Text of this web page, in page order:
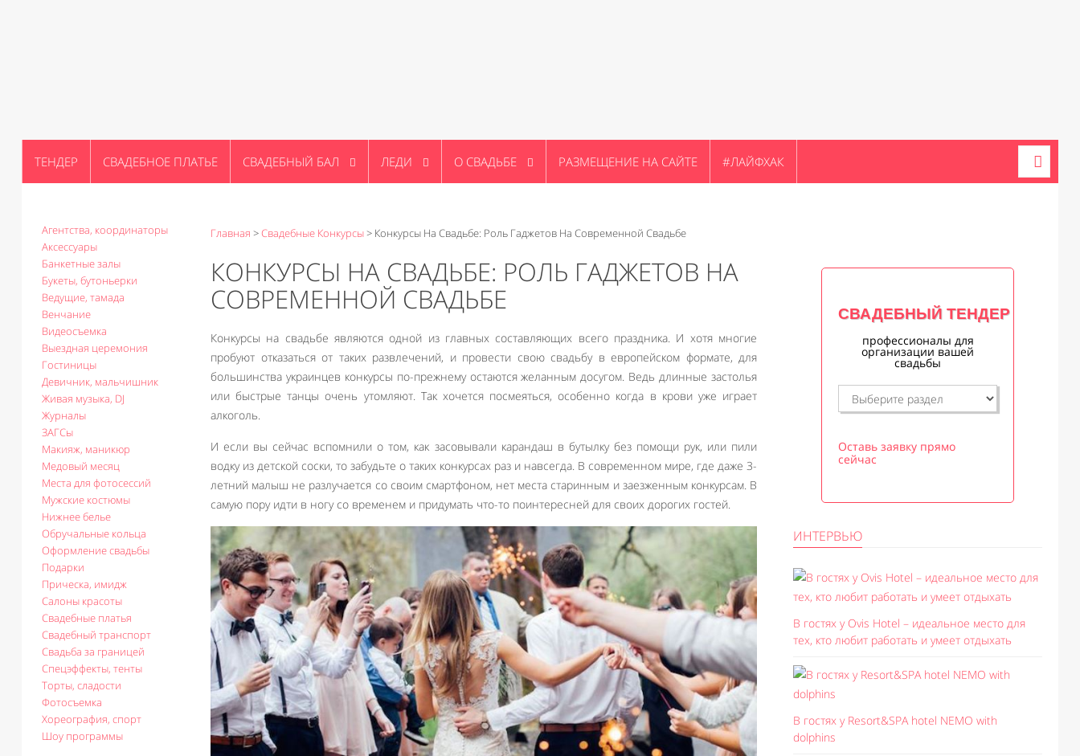
ТЕНДЕР СВАДЕБНОЕ ПЛАТЬЕ СВАДЕБНЫЙ БАЛ ЛЕДИ О СВАДЬБЕ РАЗМЕЩЕНИЕ НА САЙТЕ #ЛАЙФХАК
Агентства, координаторы
Аксессуары
Банкетные залы
Букеты, бутоньерки
Ведущие, тамада
Венчание
Видеосъемка
Выездная церемония
Гостиницы
Девичник, мальчишник
Живая музыка, DJ
Журналы
ЗАГСы
Макияж, маникюр
Медовый месяц
Места для фотосессий
Мужские костюмы
Нижнее белье
Обручальные кольца
Оформление свадьбы
Подарки
Прическа, имидж
Салоны красоты
Свадебные платья
Свадебный транспорт
Свадьба за границей
Спецэффекты, тенты
Торты, сладости
Фотосъемка
Хореография, спорт
Шоу программы
Главная >Свадебные Конкурсы> Конкурсы На Свадьбе: Роль Гаджетов На Современной Свадьбе
КОНКУРСЫ НА СВАДЬБЕ: РОЛЬ ГАДЖЕТОВ НА
СОВРЕМЕННОЙ СВАДЬБЕ
Конкурсы на свадьбе являются одной из главных составляющих всего праздника. И хотя многие
пробуют отказаться от таких развлечений, и провести свою свадьбу в европейском формате, для
большинства украинцев конкурсы по-прежнему остаются желанным досугом. Ведь длинные застолья
или быстрые танцы очень утомляют. Так хочется посмеяться, особенно когда в крови уже играет
алкоголь.
И если вы сейчас вспомнили о том, как засовывали карандаш в бутылку без помощи рук, или пили
водку из детской соски, то забудьте о таких конкурсах раз и навсегда. В современном мире, где даже 3-
летний малыш не разлучается со своим смартфоном, нет места старинным и заезженным конкурсам. В
самую пору идти в ногу со временем и придумать что-то поинтересней для своих дорогих гостей.
СВАДЕБНЫЙ ТЕНДЕР
профессионалы для
организации вашей
свадьбы
Оставь заявку прямо
сейчас
ИНТЕРВЬЮ
В гостях у Ovis Hotel – идеальное место для
тех, кто любит работать и умеет отдыхать
В гостях у Resort&SPA hotel NEMO with
dolphins